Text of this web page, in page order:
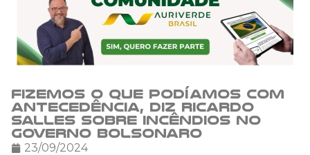
Fizemos o que podíamos com
antecedência, diz Ricardo
Salles sobre incêndios no
governo Bolsonaro
23/09/2024